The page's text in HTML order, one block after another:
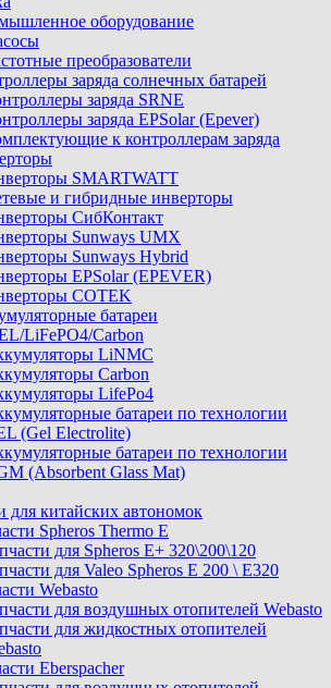
оборудование
преобразователи
заряда солнечных батарей
заряда SRNE
заряда EPSolar (Epever)
к контроллерам заряда
SMARTWATT
и гибридные инверторы
СибКонтакт
Sunways UMX
Sunways Hybrid
EPSolar (EPEVER)
COTEK
батареи
LiFePO4/Carbon
LiNMC
Carbon
LifePo4
батареи по технологии
(Gel Electrolite)
батареи по технологии
(Absorbent Glass Mat)
для китайских автономок
Spheros Thermo E
для Spheros E+ 320\200\120
для Valeo Spheros E 200 \ E320
Webasto
для воздушных отопителей Webasto
для жидкостных отопителей
Eberspacher